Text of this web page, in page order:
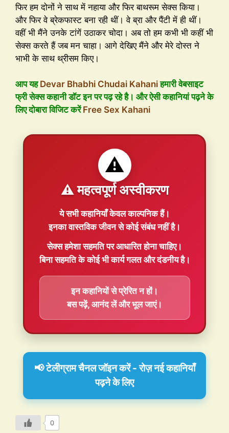
फिर हम दोनों ने साथ में नहाया और फिर बाथरूम सेक्स किया।
और फिर वे ब्रेकफास्ट बना रही थीं। वे ब्रा और पैंटी में ही थीं।
वहीं भी मैंने उनके टांगें उठाकर चोदा। अब तो हम कभी भी कहीं भी
सेक्स करते हैं जब मन चाहा। आगे देखिए मैंने और मेरे दोस्त ने
भाभी के साथ थ्रीसम किए।
आप यहDevar Bhabhi Chudai Kahaniहमारी वेबसाइट
फ्री सेक्स कहानी डॉट इन पर पढ़ रहे है। और ऐसी कहानियां पढ़ने के
लिए दोबारा विजिट करेंFree Sex Kahani
⚠️
⚠️ महत्वपूर्ण अस्वीकरण
ये सभी कहानियाँकेवल काल्पनिकहैं।
इनका वास्तविक जीवन से कोई संबंध नहीं है।
सेक्स हमेशासहमतिपर आधारित होना चाहिए।
बिना सहमति के कोई भी कार्य गलत और दंडनीय है।
इन कहानियों से प्रेरित न हों।
बस पढ़ें, आनंद लें और भूल जाएं।
📢 टेलीग्राम चैनल जॉइन करें - रोज़ नई कहानियाँ
पढ़ने के लिए
0